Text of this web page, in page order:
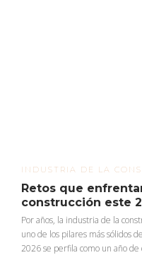
INDUSTRIA DE LA
Retos que
construcción este
Por años, la industria de la
uno de los pilares más sólidos
2026 se perfila como un año